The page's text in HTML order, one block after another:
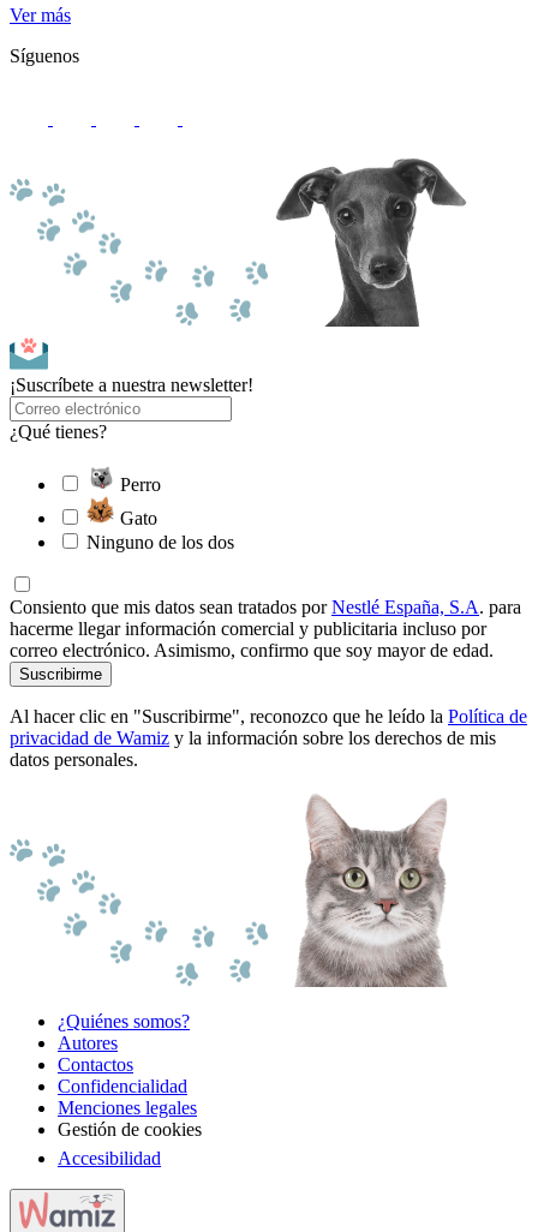
Ver más
Síguenos
¡Suscríbete a nuestra newsletter!
¿Qué tienes?
Perro
Gato
Ninguno de los dos
Consiento que mis datos sean tratados porNestlé España, S.A. para
hacerme llegar información comercial y publicitaria incluso por
correo electrónico. Asimismo, confirmo que soy mayor de edad.
Suscribirme
Al hacer clic en "Suscribirme", reconozco que he leído la Política de
privacidad de Wamiz y la información sobre los derechos de mis
datos personales.
¿Quiénes somos?
Autores
Contactos
Confidencialidad
Menciones legales
Gestión de cookies
Accesibilidad